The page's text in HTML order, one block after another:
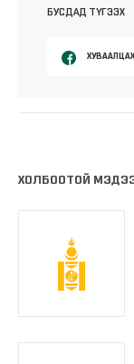
БУСДАД ТҮГЭЭХ
ХУВААЛЦАХ
ХОЛБООТОЙ